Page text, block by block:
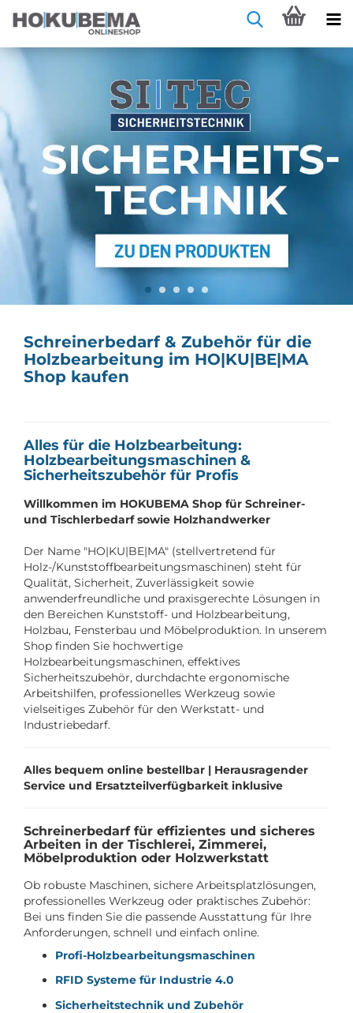
Schreinerbedarf & Zubehör für die
Holzbearbeitung im HO|KU|BE|MA
Shop kaufen
Alles für die Holzbearbeitung:
Holzbearbeitungsmaschinen &
Sicherheitszubehör für Profis
Willkommen im HOKUBEMA Shop für Schreiner-
und Tischlerbedarf sowie Holzhandwerker
Der Name "HO|KU|BE|MA" (stellvertretend für
Holz-/Kunststoffbearbeitungsmaschinen) steht für
Qualität, Sicherheit, Zuverlässigkeit sowie
anwenderfreundliche und praxisgerechte Lösungen in
den Bereichen Kunststoff- und Holzbearbeitung,
Holzbau, Fensterbau und Möbelproduktion. In unserem
Shop finden Sie hochwertige
Holzbearbeitungsmaschinen, effektives
Sicherheitszubehör, durchdachte ergonomische
Arbeitshilfen, professionelles Werkzeug sowie
vielseitiges Zubehör für den Werkstatt- und
Industriebedarf.
Alles bequem online bestellbar | Herausragender
Service und Ersatzteilverfügbarkeit inklusive
Schreinerbedarf für effizientes und sicheres
Arbeiten in der Tischlerei, Zimmerei,
Möbelproduktion oder Holzwerkstatt
Ob robuste Maschinen, sichere Arbeitsplatzlösungen,
professionelles Werkzeug oder praktisches Zubehör:
Bei uns finden Sie die passende Ausstattung für Ihre
Anforderungen, schnell und einfach online.
Profi-Holzbearbeitungsmaschinen
RFID Systeme für Industrie 4.0
Sicherheitstechnik und Zubehör